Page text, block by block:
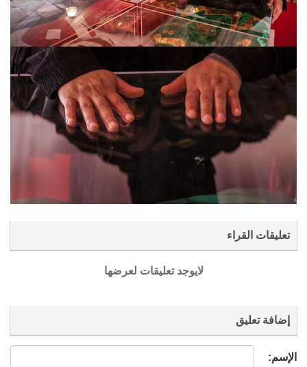
تعليقات القراء
لايوجد تعليقات لعرضها
إضافة تعليق
الإسم: